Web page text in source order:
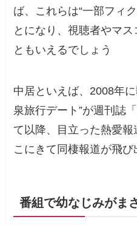
ば、これらは“一部フィ
とになり、視聴者やマ
ともいえるでしょう
中居といえば、2008年
泉旅行デート”が週刊誌
て以降、目立った熱愛報
こにきて同棲報道が飛び
番組で幼なじみがま